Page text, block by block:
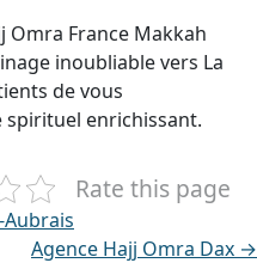
Omra France Makkah
inoubliable vers La
de vous
spirituel enrichissant.
Rate this page
Agence Hajj Omra Dax →